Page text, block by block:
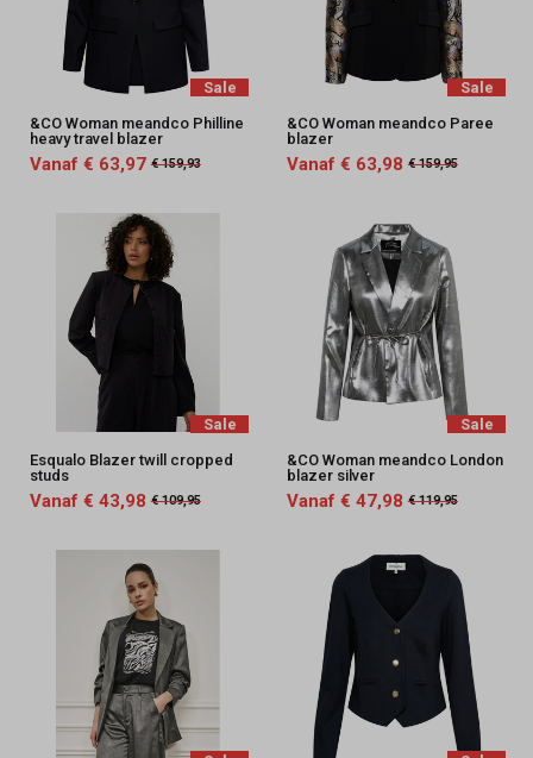
Sale
&CO Woman meandco Philline
heavy travel blazer
Vanaf € 63,97 € 159,93
Sale
&CO Woman meandco Paree
blazer
Vanaf € 63,98 € 159,95
Sale
Esqualo Blazer twill cropped
studs
Vanaf € 43,98 € 109,95
Sale
&CO Woman meandco London
blazer silver
Vanaf € 47,98 € 119,95